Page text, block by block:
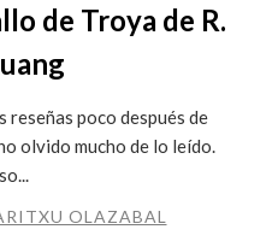
de Troya de R.
reseñas poco después de
olvido mucho de lo leído.
OLAZABAL